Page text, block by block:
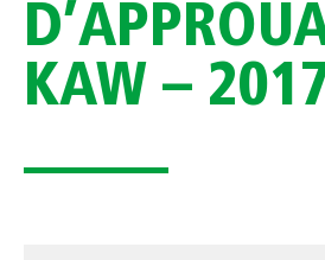
KAW –